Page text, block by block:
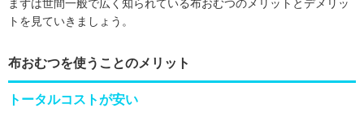
まずは世間一般で広く知られている布おむつのメリットとデメリッ
トを見ていきましょう。
布おむつを使うことのメリット
トータルコストが安い